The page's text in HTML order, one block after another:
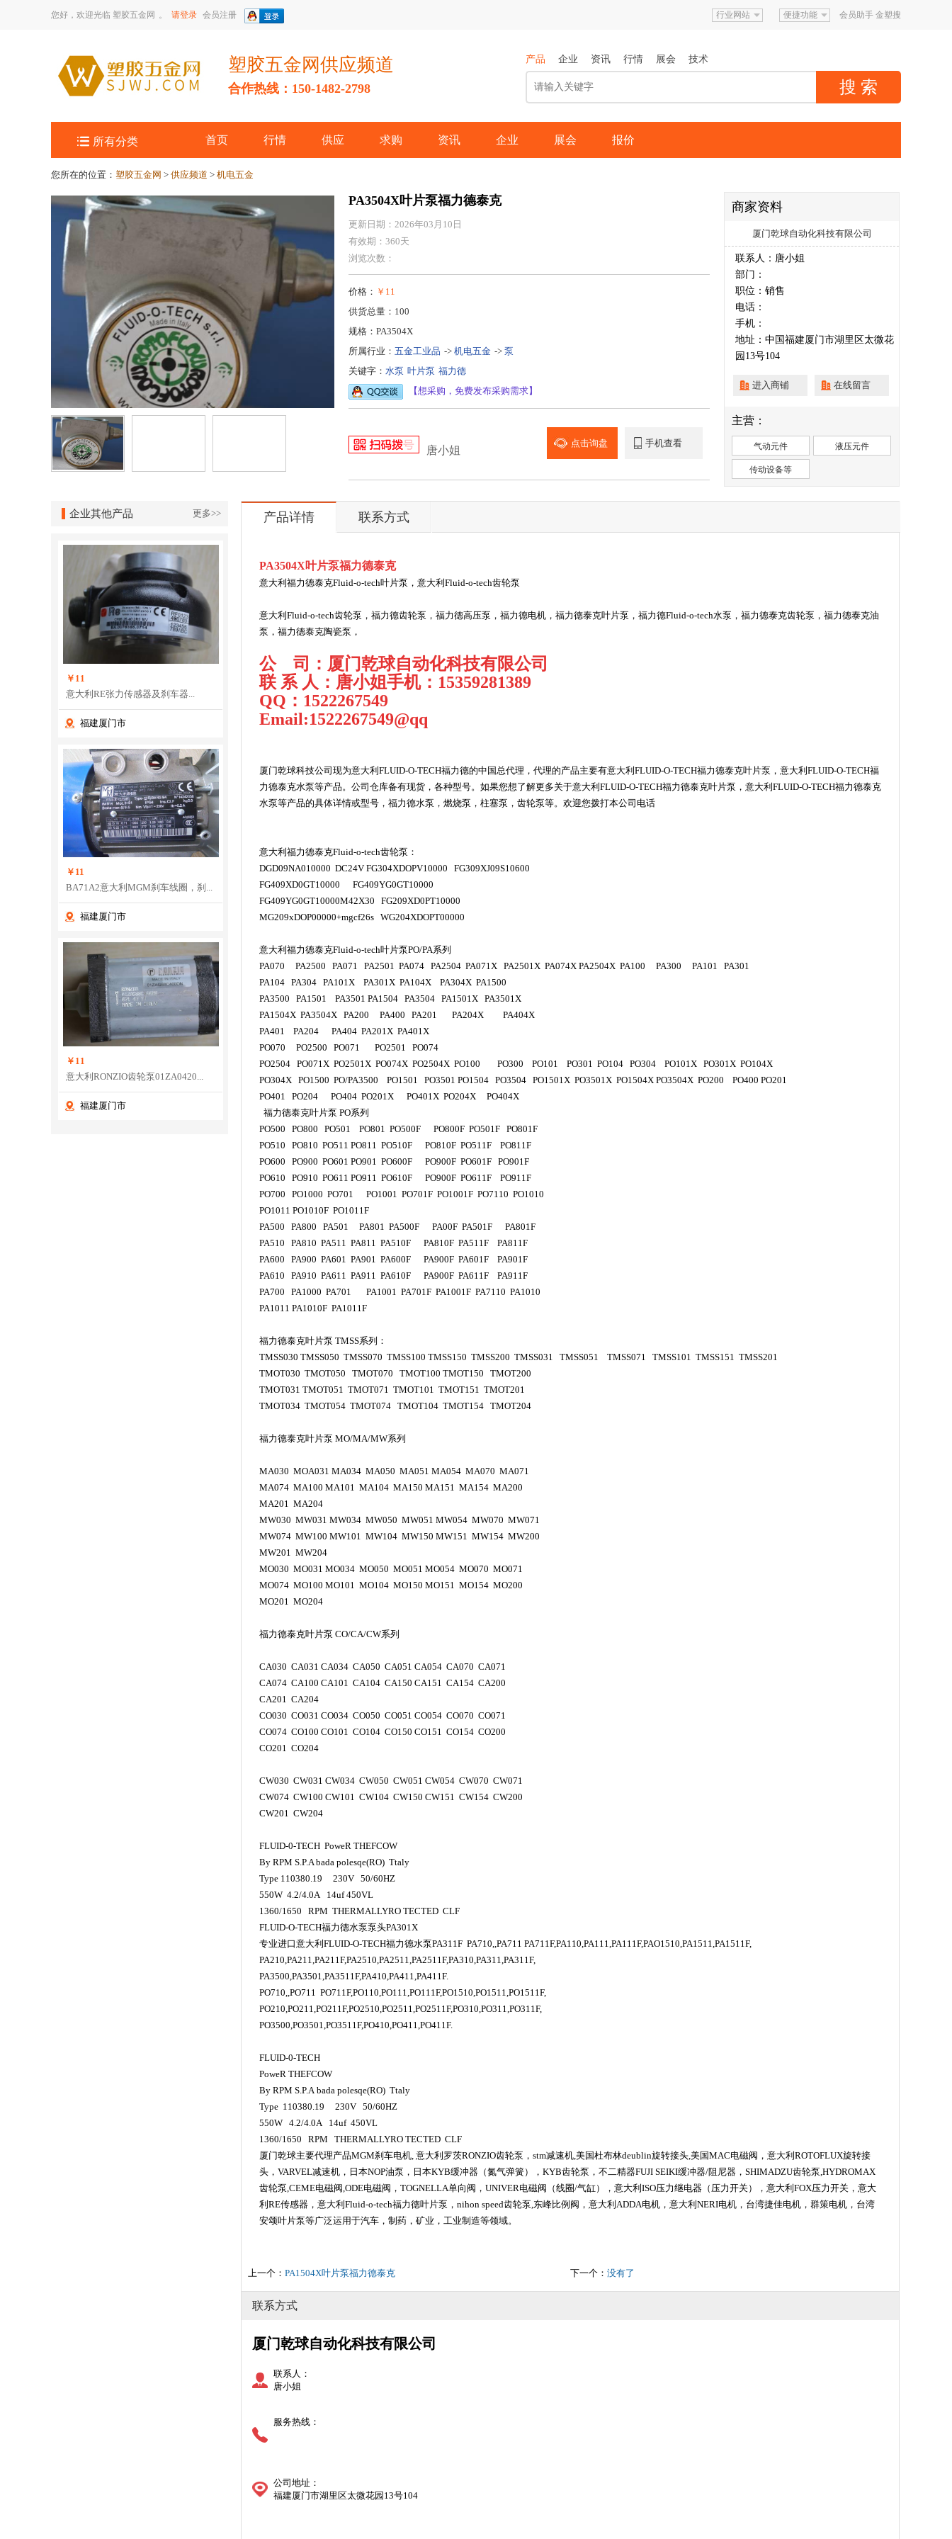
您好，欢迎光临 塑胶五金网 。 请登录 会员注册 行业网站 便捷功能 会员助手 金塑搜
塑胶五金网供应频道
合作热线：150-1482-2798
产品 企业 资讯 行情 展会 技术
 所有分类 首页 行情 供应 求购 资讯 企业 展会 报价
您所在的位置： 塑胶五金网 > 供应频道 > 机电五金
PA3504X叶片泵福力德泰克
更新日期：2026年03月10日
有效期：360天
浏览次数：
价格： ￥11
供货总量：100
规格：PA3504X
所属行业： 五金工业品 -> 机电五金 -> 泵
关键字： 水泵 叶片泵 福力德
【想采购，免费发布采购需求】
唐小姐
点击询盘 手机查看
商家资料
厦门乾球自动化科技有限公司
联系人：唐小姐
部门：
职位：销售
电话：
手机：
地址：中国福建厦门市湖里区太微花
园13号104
进入商铺 在线留言
主营：
气动元件 液压元件
传动设备等
企业其他产品 更多>>
￥11
意大利RE张力传感器及刹车器...
福建厦门市
￥11
BA71A2意大利MGM刹车线圈，刹...
福建厦门市
￥11
意大利RONZIO齿轮泵01ZA0420...
福建厦门市
产品详情 联系方式
PA3504X叶片泵福力德泰克
意大利福力德泰克Fluid-o-tech叶片泵，意大利 Fluid-o-tech齿轮泵
意大利 Fluid-o-tech齿轮泵，福力德齿轮泵，福力德高压泵，福力德电机，福力德泰克叶片泵，福力德Fluid-o-tech水泵，福力德泰克齿轮泵，福力德泰克油
泵，福力德泰克陶瓷泵，
公
司：厦门乾球自动化科技有限公司
联 系 人：唐小姐手机： 15359281389
QQ ： 1522267549
Email:1522267549@qq
厦门乾球科技公司现为意大利 FLUID-O-TECH福力德的中国总代理，代理的产品主要有意大利 FLUID-O-TECH福力德泰克叶片泵，意大利 FLUID-O-TECH福
力德泰克水泵等产品。公司仓库备有现货，各种型号。如果您想了解更多关于意大利 FLUID-O-TECH福力德泰克叶片泵，意大利 FLUID-O-TECH福力德泰克
水泵等产品的具体详情或型号，福力德水泵，燃烧泵，柱塞泵，齿轮泵等。欢迎您拨打本公司电话
意大利福力德泰克Fluid-o-tech齿轮泵：
DGD09NA010000 DC24V FG304XDOPV10000 FG309XJ09S10600
FG409XD0GT10000 FG409YG0GT10000
FG409YG0GT10000M42X30 FG209XD0PT10000
MG209xDOP00000+mgcf26s WG204XDOPT00000
意大利福力德泰克Fluid-o-tech叶片泵PO/PA系列
PA070 PA2500 PA071 PA2501 PA074 PA2504 PA071X PA2501X PA074X PA2504X PA100 PA300 PA101 PA301
PA104 PA304 PA101X PA301X PA104X PA304X PA1500
PA3500 PA1501 PA3501 PA1504 PA3504 PA1501X PA3501X
PA1504X PA3504X PA200 PA400 PA201 PA204X PA404X
PA401 PA204 PA404 PA201X PA401X
PO070 PO2500 PO071 PO2501 PO074
PO2504 PO071X PO2501X PO074X PO2504X PO100 PO300 PO101 PO301 PO104 PO304 PO101X PO301X PO104X
PO304X PO1500 PO/PA3500 PO1501 PO3501 PO1504 PO3504 PO1501X PO3501X PO1504X PO3504X PO200 PO400 PO201
PO401 PO204 PO404 PO201X PO401X PO204X PO404X
福力德泰克叶片泵 PO系列
PO500 PO800 PO501 PO801 PO500F PO800F PO501F PO801F
PO510 PO810 PO511 PO811 PO510F PO810F PO511F PO811F
PO600 PO900 PO601 PO901 PO600F PO900F PO601F PO901F
PO610 PO910 PO611 PO911 PO610F PO900F PO611F PO911F
PO700 PO1000 PO701 PO1001 PO701F PO1001F PO7110 PO1010
PO1011 PO1010F PO1011F
PA500 PA800 PA501 PA801 PA500F PA00F PA501F PA801F
PA510 PA810 PA511 PA811 PA510F PA810F PA511F PA811F
PA600 PA900 PA601 PA901 PA600F PA900F PA601F PA901F
PA610 PA910 PA611 PA911 PA610F PA900F PA611F PA911F
PA700 PA1000 PA701 PA1001 PA701F PA1001F PA7110 PA1010
PA1011 PA1010F PA1011F
福力德泰克叶片泵 TMSS系列 ：
TMSS030 TMSS050 TMSS070 TMSS100 TMSS150 TMSS200 TMSS031 TMSS051 TMSS071 TMSS101 TMSS151 TMSS201
TMOT030 TMOT050 TMOT070 TMOT100 TMOT150 TMOT200
TMOT031 TMOT051 TMOT071 TMOT101 TMOT151 TMOT201
TMOT034 TMOT054 TMOT074 TMOT104 TMOT154 TMOT204
福力德泰克叶片泵 MO/MA/MW系列
MA030 MOA031 MA034 MA050 MA051 MA054 MA070 MA071
MA074 MA100 MA101 MA104 MA150 MA151 MA154 MA200
MA201 MA204
MW030 MW031 MW034 MW050 MW051 MW054 MW070 MW071
MW074 MW100 MW101 MW104 MW150 MW151 MW154 MW200
MW201 MW204
MO030 MO031 MO034 MO050 MO051 MO054 MO070 MO071
MO074 MO100 MO101 MO104 MO150 MO151 MO154 MO200
MO201 MO204
福力德泰克叶片泵 CO/CA/CW系列
CA030 CA031 CA034 CA050 CA051 CA054 CA070 CA071
CA074 CA100 CA101 CA104 CA150 CA151 CA154 CA200
CA201 CA204
CO030 CO031 CO034 CO050 CO051 CO054 CO070 CO071
CO074 CO100 CO101 CO104 CO150 CO151 CO154 CO200
CO201 CO204
CW030 CW031 CW034 CW050 CW051 CW054 CW070 CW071
CW074 CW100 CW101 CW104 CW150 CW151 CW154 CW200
CW201 CW204
FLUID-0-TECH PoweR THEFCOW
By RPM S.P.A bada polesqe(RO) Ttaly
Type 110380.19 230V 50/60HZ
550W 4.2/4.0A 14uf 450VL
1360/1650 RPM THERMALLYRO TECTED CLF
FLUID-O-TECH福力德水泵泵头PA301X
专业进口意大利 FLUID-O-TECH福力德水泵PA311F PA710,,PA711 PA711F,PA110,PA111,PA111F,PAO1510,PA1511,PA1511F,
PA210,PA211,PA211F,PA2510,PA2511,PA2511F,PA310,PA311,PA311F,
PA3500,PA3501,PA3511F,PA410,PA411,PA411F.
PO710,,PO711 PO711F,PO110,PO111,PO111F,PO1510,PO1511,PO1511F,
PO210,PO211,PO211F,PO2510,PO2511,PO2511F,PO310,PO311,PO311F,
PO3500,PO3501,PO3511F,PO410,PO411,PO411F.
FLUID-0-TECH
PoweR THEFCOW
By RPM S.P.A bada polesqe(RO) Ttaly
Type 110380.19 230V 50/60HZ
550W 4.2/4.0A 14uf 450VL
1360/1650 RPM THERMALLYRO TECTED CLF
厦门乾球主要代理产品MGM刹车电机, 意大利罗茨RONZIO齿轮泵， stm减速机,美国杜布林deublin旋转接头,美国MAC电磁阀，意大利 ROTOFLUX旋转接
头， VARVEL减速机，日本NOP油泵，日本KYB缓冲器（氮气弹簧）， KYB齿轮泵，不二精器FUJI SEIKI缓冲器/阻尼器， SHIMADZU齿轮泵,HYDROMAX
齿轮泵,CEME电磁阀,ODE电磁阀， TOGNELLA单向阀， UNIVER电磁阀（线圈/气缸），意大利 ISO压力继电器（压力开关），意大利 FOX压力开关，意大
利 RE传感器，意大利 Fluid-o-tech福力德叶片泵， nihon speed齿轮泵,东峰比例阀， 意大利 ADDA电机，意大利 NERI电机，台湾捷佳电机，群策电机，台湾
安颂叶片泵等广泛运用于汽车，制药，矿业，工业制造等领域。
上一个：PA1504X叶片泵福力德泰克 下一个： 没有了
联系方式
厦门乾球自动化科技有限公司
联系人：
唐小姐
服务热线：
公司地址：
福建厦门市湖里区太微花园13号104